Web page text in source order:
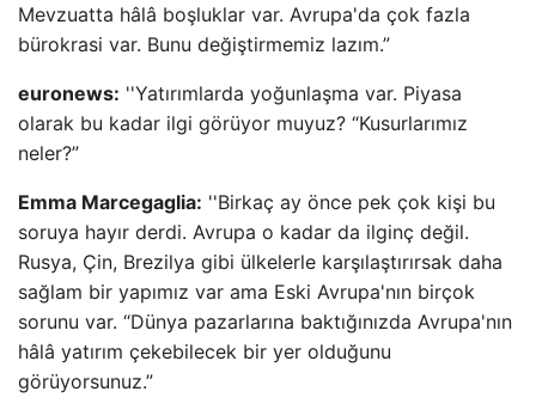
Mevzuatta hâlâ boşluklar var. Avrupa'da çok fazla
bürokrasi var. Bunu değiştirmemiz lazım.”
euronews: ''Yatırımlarda yoğunlaşma var. Piyasa
olarak bu kadar ilgi görüyor muyuz? “Kusurlarımız
neler?”
Emma Marcegaglia: ''Birkaç ay önce pek çok kişi bu
soruya hayır derdi. Avrupa o kadar da ilginç değil.
Rusya, Çin, Brezilya gibi ülkelerle karşılaştırırsak daha
sağlam bir yapımız var ama Eski Avrupa'nın birçok
sorunu var. “Dünya pazarlarına baktığınızda Avrupa'nın
hâlâ yatırım çekebilecek bir yer olduğunu
görüyorsunuz.”